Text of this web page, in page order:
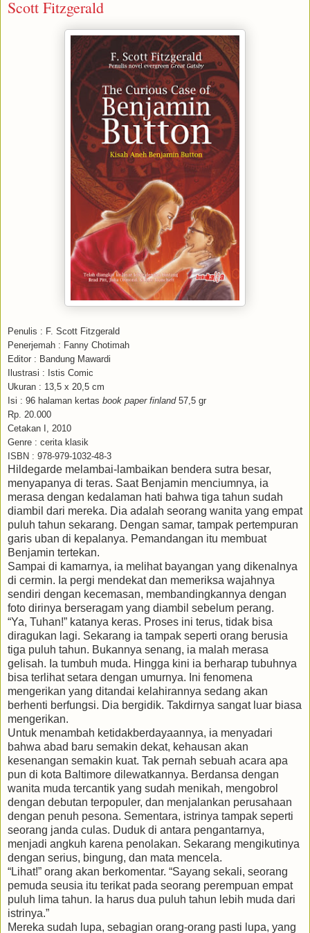
Scott Fitzgerald
Penulis : F. Scott Fitzgerald
Penerjemah : Fanny Chotimah
Editor : Bandung Mawardi
Ilustrasi : Istis Comic
Ukuran : 13,5 x 20,5 cm
Isi : 96 halaman kertas book paper finland 57,5 gr
Rp. 20.000
Cetakan I, 2010
Genre : cerita klasik
ISBN : 978-979-1032-48-3
Hildegarde melambai-lambaikan bendera sutra besar,
menyapanya di teras. Saat Benjamin menciumnya, ia
merasa dengan kedalaman hati bahwa tiga tahun sudah
diambil dari mereka. Dia adalah seorang wanita yang empat
puluh tahun sekarang. Dengan samar, tampak pertempuran
garis uban di kepalanya. Pemandangan itu membuat
Benjamin tertekan.
Sampai di kamarnya, ia melihat bayangan yang dikenalnya
di cermin. Ia pergi mendekat dan memeriksa wajahnya
sendiri dengan kecemasan, membandingkannya dengan
foto dirinya berseragam yang diambil sebelum perang.
“Ya, Tuhan!” katanya keras. Proses ini terus, tidak bisa
diragukan lagi. Sekarang ia tampak seperti orang berusia
tiga puluh tahun. Bukannya senang, ia malah merasa
gelisah. Ia tumbuh muda. Hingga kini ia berharap tubuhnya
bisa terlihat setara dengan umurnya. Ini fenomena
mengerikan yang ditandai kelahirannya sedang akan
berhenti berfungsi. Dia bergidik. Takdirnya sangat luar biasa
mengerikan.
Untuk menambah ketidakberdayaannya, ia menyadari
bahwa abad baru semakin dekat, kehausan akan
kesenangan semakin kuat. Tak pernah sebuah acara apa
pun di kota Baltimore dilewatkannya. Berdansa dengan
wanita muda tercantik yang sudah menikah, mengobrol
dengan debutan terpopuler, dan menjalankan perusahaan
dengan penuh pesona. Sementara, istrinya tampak seperti
seorang janda culas. Duduk di antara pengantarnya,
menjadi angkuh karena penolakan. Sekarang mengikutinya
dengan serius, bingung, dan mata mencela.
“Lihat!” orang akan berkomentar. “Sayang sekali, seorang
pemuda seusia itu terikat pada seorang perempuan empat
puluh lima tahun. Ia harus dua puluh tahun lebih muda dari
istrinya.”
Mereka sudah lupa, sebagian orang-orang pasti lupa, yang